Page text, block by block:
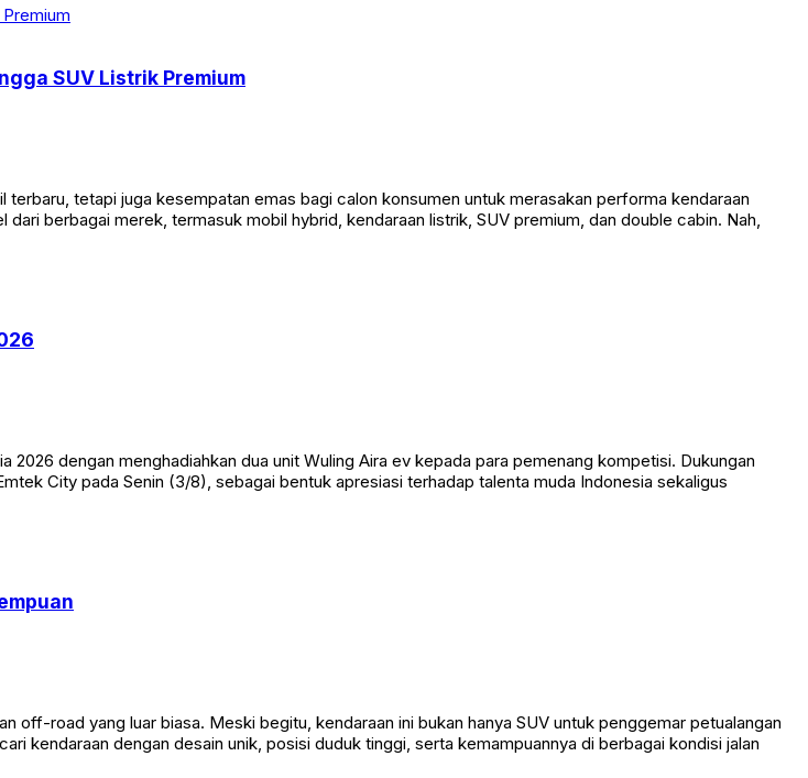
SUV Listrik Premium
tetapi juga kesempatan emas bagi calon konsumen untuk merasakan performa kendaraan
berbagai merek, termasuk mobil hybrid, kendaraan listrik, SUV premium, dan double cabin. Nah,
dengan menghadiahkan dua unit Wuling Aira ev kepada para pemenang kompetisi. Dukungan
City pada Senin (3/8), sebagai bentuk apresiasi terhadap talenta muda Indonesia sekaligus
off-road yang luar biasa. Meski begitu, kendaraan ini bukan hanya SUV untuk penggemar petualangan
kendaraan dengan desain unik, posisi duduk tinggi, serta kemampuannya di berbagai kondisi jalan